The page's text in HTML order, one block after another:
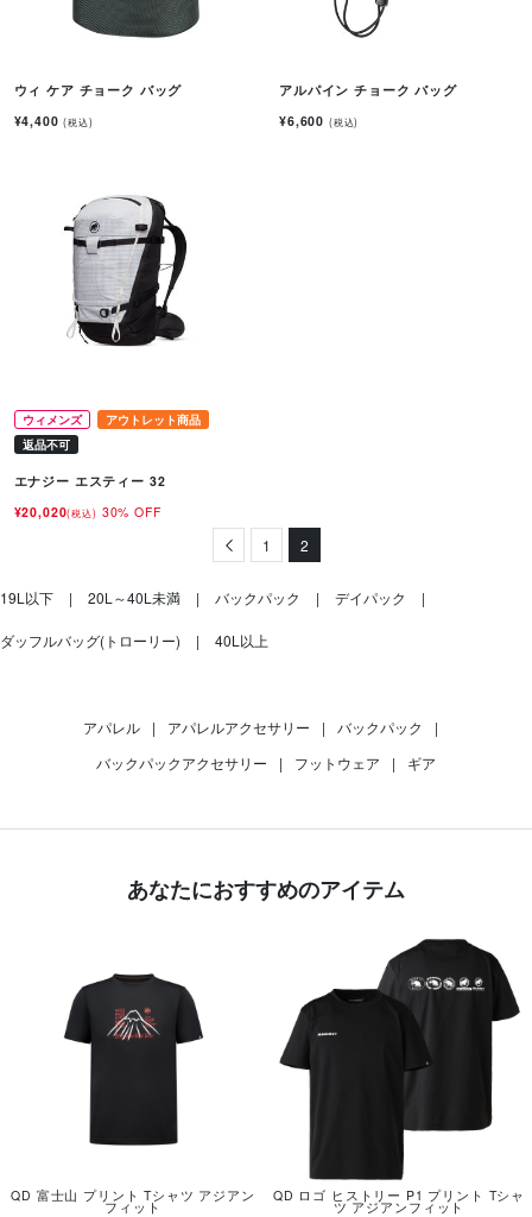
ウィ ケア チョーク バッグ
¥4,400(税込)
アルパイン チョーク バッグ
¥6,600 (税込)
ウィメンズ
アウトレット商品
返品不可
エナジー エスティー 32
¥20,020(税込) 30% OFF
Previous
1 2
19L以下 20L～40L未満 バックパック デイパック
ダッフルバッグ(トローリー) 40L以上
アパレル | アパレルアクセサリー | バックパック
|
バックパックアクセサリー
| フットウェア | ギア
あなたにおすすめのアイテム
QD 富士山 プリント Tシャツ アジアン
フィット
QD ロゴ ヒストリー P1 プリント Tシャ
ツ アジアンフィット